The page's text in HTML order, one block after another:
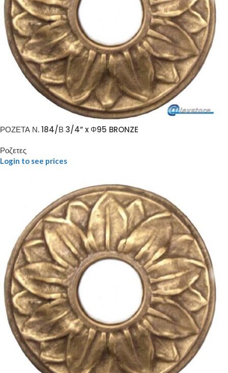
ΡΟΖΕΤΑ Ν. 184/Β 3/4” x Φ95 BRONZE
Ροζετες
Login to see prices